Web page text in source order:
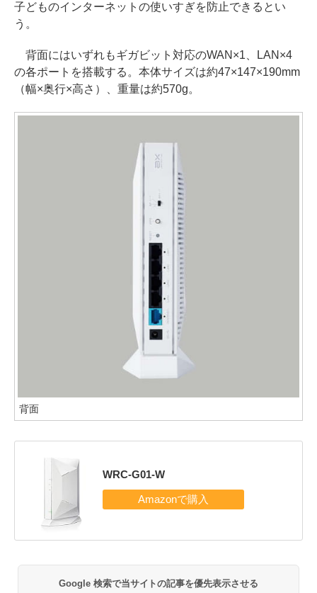
子どものインターネットの使いすぎを防止できるとい
う。
背面にはいずれもギガビット対応のWAN×1、LAN×4
の各ポートを搭載する。本体サイズは約47×147×190mm
（幅×奥行×高さ）、重量は約570g。
背面
WRC-G01-W
Google 検索で当サイトの記事を優先表示させる